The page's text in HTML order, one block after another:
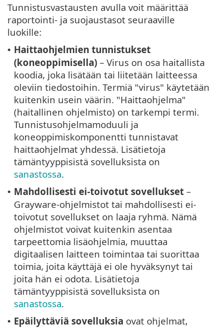
Tunnistusvastausten avulla voit määrittää
raportointi- ja suojaustasot seuraaville
luokille:
• Haittaohjelmien tunnistukset
(koneoppimisella) – Virus on osa haitallista
koodia, joka lisätään tai liitetään laitteessa
oleviin tiedostoihin. Termiä "virus" käytetään
kuitenkin usein väärin. "Haittaohjelma"
(haitallinen ohjelmisto) on tarkempi termi.
Tunnistusohjelmamoduuli ja
koneoppimiskomponentti tunnistavat
haittaohjelmat yhdessä. Lisätietoja
tämäntyyppisistä sovelluksista on
sanastossa.
• Mahdollisesti ei-toivotut sovellukset –
Grayware-ohjelmistot tai mahdollisesti ei-
toivotut sovellukset on laaja ryhmä. Nämä
ohjelmistot voivat kuitenkin asentaa
tarpeettomia lisäohjelmia, muuttaa
digitaalisen laitteen toimintaa tai suorittaa
toimia, joita käyttäjä ei ole hyväksynyt tai
joita hän ei odota. Lisätietoja
tämäntyyppisistä sovelluksista on
sanastossa.
• Epäilyttäviä sovelluksia ovat ohjelmat,